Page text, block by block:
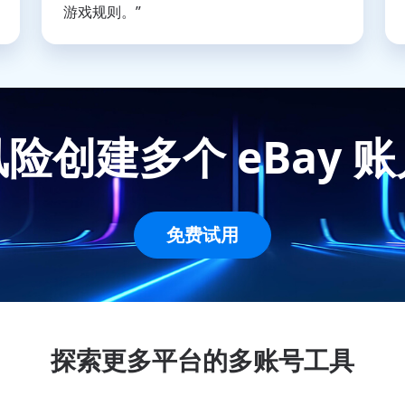
游戏规则。”
创建多个 eBay
免费试用
探索更多平台的多账号工具